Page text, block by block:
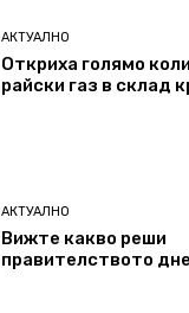
АКТУАЛНО
Откриха голямо
райски газ в склад
АКТУАЛНО
Вижте какво реши
правителството